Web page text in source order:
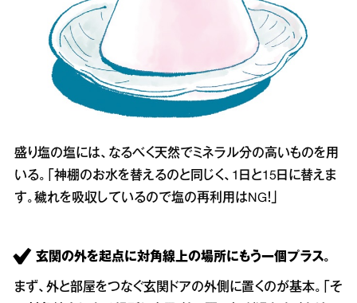
盛り塩の塩には、なるべく天然でミネラル分の高いものを用
いる。「神棚のお水を替えるのと同じく、1日と15日に替えま
す。穢れを吸収しているので塩の再利用はNG！」
玄関の外を起点に対角線上の場所にもう一個プラス。
まず、外と部屋をつなぐ玄関ドアの外側に置くのが基本。「そ